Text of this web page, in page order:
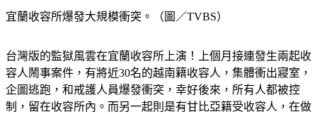
宜蘭收容所爆發大規模衝突。（圖／TVBS）
台灣版的監獄風雲在宜蘭收容所上演！上個月接連發生兩起收
容人鬧事案件，有將近30名的越南籍收容人，集體衝出寢室，
企圖逃跑，和戒護人員爆發衝突，幸好後來，所有人都被控
制，留在收容所內。而另一起則是有甘比亞籍受收容人，在做